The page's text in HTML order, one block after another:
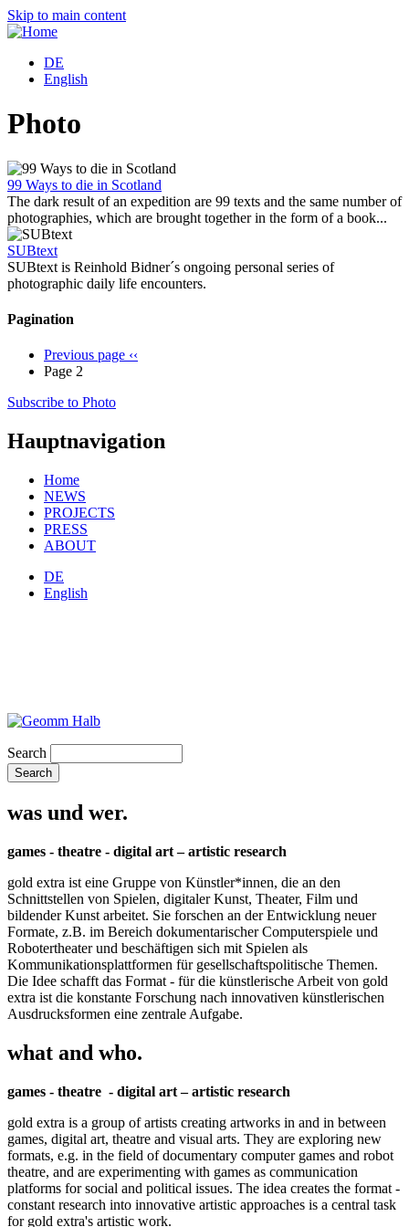
Skip to main content
DE
English
Photo
99 Ways to die in Scotland
The dark result of an expedition are 99 texts and the same number of
photographies, which are brought together in the form of a book...
SUBtext
SUBtext is Reinhold Bidner´s ongoing personal series of
photographic daily life encounters.
Pagination
Previous page ‹‹
Page 2
Subscribe to Photo
Hauptnavigation
Home
NEWS
PROJECTS
PRESS
ABOUT
DE
English
Search
was und wer.
games - theatre - digital art – artistic research
gold extra ist eine Gruppe von Künstler*innen, die an den
Schnittstellen von Spielen, digitaler Kunst, Theater, Film und
bildender Kunst arbeitet. Sie forschen an der Entwicklung neuer
Formate, z.B. im Bereich dokumentarischer Computerspiele und
Robotertheater und beschäftigen sich mit Spielen als
Kommunikationsplattformen für gesellschaftspolitische Themen.
Die Idee schafft das Format - für die künstlerische Arbeit von gold
extra ist die konstante Forschung nach innovativen künstlerischen
Ausdrucksformen eine zentrale Aufgabe.
what and who.
games - theatre - digital art – artistic research
gold extra is a group of artists creating artworks in and in between
games, digital art, theatre and visual arts. They are exploring new
formats, e.g. in the field of documentary computer games and robot
theatre, and are experimenting with games as communication
platforms for social and political issues. The idea creates the format -
constant research into innovative artistic approaches is a central task
for gold extra's artistic work.